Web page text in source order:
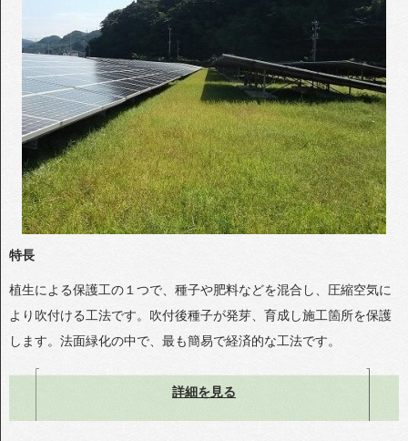
特長
植生による保護工の１つで、種子や肥料などを混合し、圧縮空気に
より吹付ける工法です。吹付後種子が発芽、育成し施工箇所を保護
します。法面緑化の中で、最も簡易で経済的な工法です。
詳細を見る